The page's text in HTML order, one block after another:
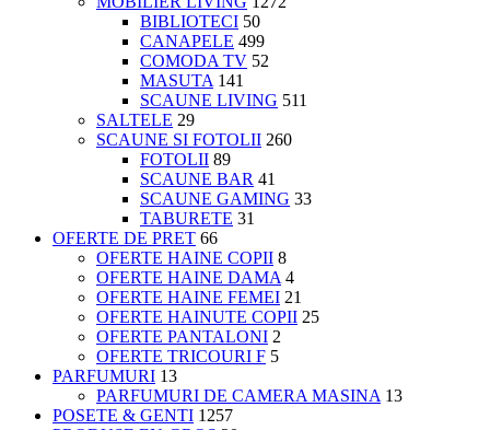
BIBLIOTECI 50
CANAPELE 499
COMODA TV 52
MASUTA 141
SCAUNE LIVING 511
SALTELE 29
SCAUNE SI FOTOLII 260
FOTOLII 89
SCAUNE BAR 41
SCAUNE GAMING 33
TABURETE 31
OFERTE DE PRET 66
OFERTE HAINE COPII 8
OFERTE HAINE DAMA 4
OFERTE HAINE FEMEI 21
OFERTE HAINUTE COPII 25
OFERTE PANTALONI 2
OFERTE TRICOURI F 5
PARFUMURI 13
PARFUMURI DE CAMERA MASINA 13
POSETE & GENTI 1257